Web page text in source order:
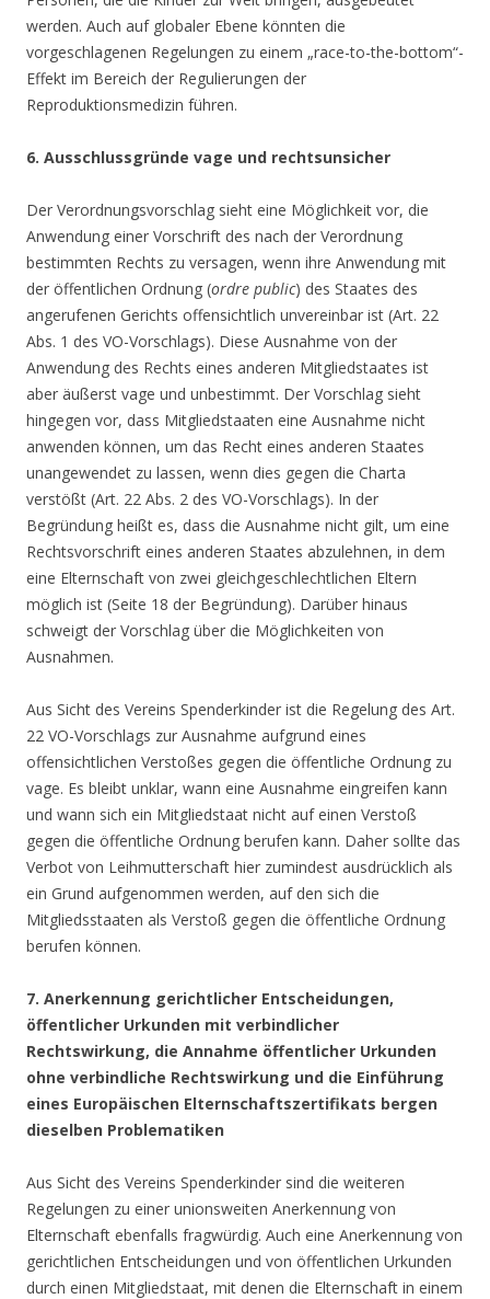
werden. Auch auf globaler Ebene könnten die
vorgeschlagenen Regelungen zu einem „race-to-the-bottom“-
Effekt im Bereich der Regulierungen der
Reproduktionsmedizin führen.
6. Ausschlussgründe vage und rechtsunsicher
Der Verordnungsvorschlag sieht eine Möglichkeit vor, die
Anwendung einer Vorschrift des nach der Verordnung
bestimmten Rechts zu versagen, wenn ihre Anwendung mit
der öffentlichen Ordnung (ordre public) des Staates des
angerufenen Gerichts offensichtlich unvereinbar ist (Art. 22
Abs. 1 des VO-Vorschlags). Diese Ausnahme von der
Anwendung des Rechts eines anderen Mitgliedstaates ist
aber äußerst vage und unbestimmt. Der Vorschlag sieht
hingegen vor, dass Mitgliedstaaten eine Ausnahme nicht
anwenden können, um das Recht eines anderen Staates
unangewendet zu lassen, wenn dies gegen die Charta
verstößt (Art. 22 Abs. 2 des VO-Vorschlags). In der
Begründung heißt es, dass die Ausnahme nicht gilt, um eine
Rechtsvorschrift eines anderen Staates abzulehnen, in dem
eine Elternschaft von zwei gleichgeschlechtlichen Eltern
möglich ist (Seite 18 der Begründung). Darüber hinaus
schweigt der Vorschlag über die Möglichkeiten von
Ausnahmen.
Aus Sicht des Vereins Spenderkinder ist die Regelung des Art.
22 VO-Vorschlags zur Ausnahme aufgrund eines
offensichtlichen Verstoßes gegen die öffentliche Ordnung zu
vage. Es bleibt unklar, wann eine Ausnahme eingreifen kann
und wann sich ein Mitgliedstaat nicht auf einen Verstoß
gegen die öffentliche Ordnung berufen kann. Daher sollte das
Verbot von Leihmutterschaft hier zumindest ausdrücklich als
ein Grund aufgenommen werden, auf den sich die
Mitgliedsstaaten als Verstoß gegen die öffentliche Ordnung
berufen können.
7. Anerkennung gerichtlicher Entscheidungen,
öffentlicher Urkunden mit verbindlicher
Rechtswirkung, die Annahme öffentlicher Urkunden
ohne verbindliche Rechtswirkung und die Einführung
eines Europäischen Elternschaftszertifikats bergen
dieselben Problematiken
Aus Sicht des Vereins Spenderkinder sind die weiteren
Regelungen zu einer unionsweiten Anerkennung von
Elternschaft ebenfalls fragwürdig. Auch eine Anerkennung von
gerichtlichen Entscheidungen und von öffentlichen Urkunden
durch einen Mitgliedstaat, mit denen die Elternschaft in einem